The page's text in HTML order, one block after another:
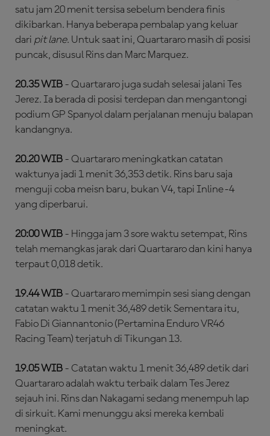
satu jam 20 menit tersisa sebelum bendera finis
dikibarkan. Hanya beberapa pembalap yang keluar
dari pit lane. Untuk saat ini, Quartararo masih di posisi
puncak, disusul Rins dan Marc Marquez.
20.35 WIB - Quartararo juga sudah selesai jalani Tes
Jerez. Ia berada di posisi terdepan dan mengantongi
podium GP Spanyol dalam perjalanan menuju balapan
kandangnya.
20.20 WIB - Quartararo meningkatkan catatan
waktunya jadi 1 menit 36,353 detik. Rins baru saja
menguji coba meisn baru, bukan V4, tapi Inline-4
yang diperbarui.
20:00 WIB - Hingga jam 3 sore waktu setempat, Rins
telah memangkas jarak dari Quartararo dan kini hanya
terpaut 0,018 detik.
19.44 WIB - Quartararo memimpin sesi siang dengan
catatan waktu 1 menit 36,489 detik Sementara itu,
Fabio Di Giannantonio (Pertamina Enduro VR46
Racing Team) terjatuh di Tikungan 13.
19.05 WIB - Catatan waktu 1 menit 36,489 detik dari
Quartararo adalah waktu terbaik dalam Tes Jerez
sejauh ini. Rins dan Nakagami sedang menempuh lap
di sirkuit. Kami menunggu aksi mereka kembali
meningkat.